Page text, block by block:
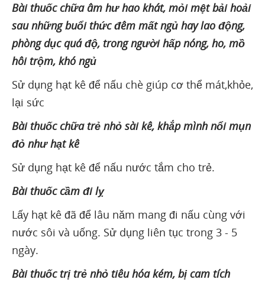
Bài thuốc chữa âm hư hao khát, mỏi mệt bải hoải
sau những buổi thức đêm mất ngủ hay lao động,
phòng dục quá độ, trong người hấp nóng, ho, mồ
hôi trộm, khó ngủ
Sử dụng hạt kê để nấu chè giúp cơ thể mát,khỏe,
lại sức
Bài thuốc chữa trẻ nhỏ sài kê, khắp mình nổi mụn
đỏ như hạt kê
Sử dụng hạt kê để nấu nước tắm cho trẻ.
Bài thuốc cầm đi lỵ
Lấy hạt kê đã để lâu năm mang đi nấu cùng với
nước sôi và uống. Sử dụng liên tục trong 3 - 5
ngày.
Bài thuốc trị trẻ nhỏ tiêu hóa kém, bị cam tích